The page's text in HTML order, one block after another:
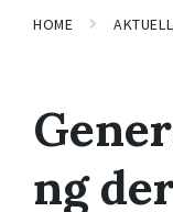
HOME
ng